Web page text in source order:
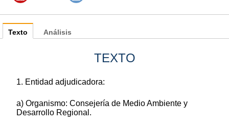
Texto
TEXTO
1. Entidad adjudicadora:
a) Organismo: Consejería de Medio Ambiente y
Desarrollo Regional.
Análisis